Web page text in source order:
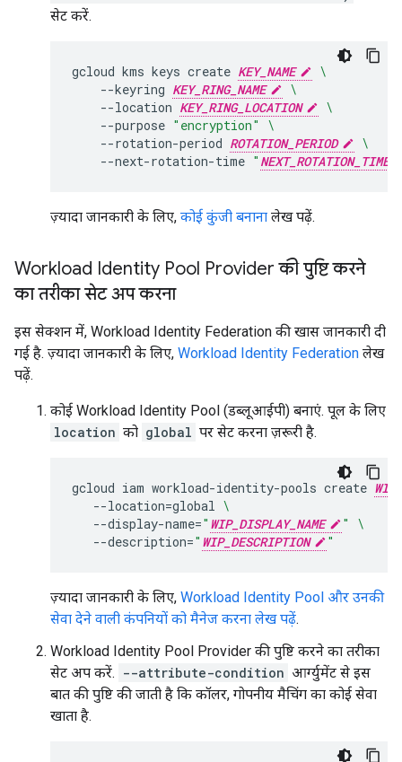
सेट करें.
gcloud kms keys create KEY_NAME
\
--keyring KEY_RING_NAME
\
--location KEY_RING_LOCATION
\
--purpose "encryption"
\
--rotation-period ROTATION_PERIOD
\
--next-rotation-time " NEXT_ROTATION_TIME
ज़्यादा जानकारी के लिए, कोई कुंजी बनाना लेख पढ़ें.
Workload Identity Pool Provider की पुष्टि करने
का तरीका सेट अप करना
इस सेक्शन में, Workload Identity Federation की खास जानकारी दी
गई है. ज़्यादा जानकारी के लिए, Workload Identity Federation लेख
पढ़ें.
कोई Workload Identity Pool (डब्लूआईपी) बनाएं. पूल के लिए
location को global पर सेट करना ज़रूरी है.
gcloud iam workload-identity-pools create
--location=global \
--display-name=" WIP_DISPLAY_NAME "
\
--description=" WIP_DESCRIPTION "
ज़्यादा जानकारी के लिए, Workload Identity Pool और उनकी
सेवा देने वाली कंपनियों को मैनेज करना लेख पढ़ें.
Workload Identity Pool Provider की पुष्टि करने का तरीका
सेट अप करें. --attribute-condition आर्ग्युमेंट से इस
बात की पुष्टि की जाती है कि कॉलर, गोपनीय मैचिंग का कोई सेवा
खाता है.